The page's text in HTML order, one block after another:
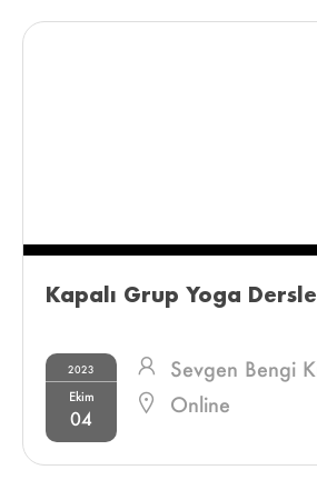
Kapalı Grup Yoga
2023
Ekim
04
Sevgen Bengi
Online